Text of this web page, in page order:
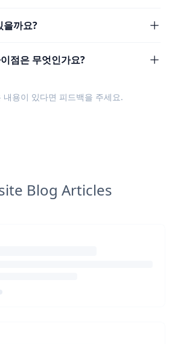
을까요?
점은 무엇인가요?
내용이 있다면 피드백을 주세요.
Blog Articles